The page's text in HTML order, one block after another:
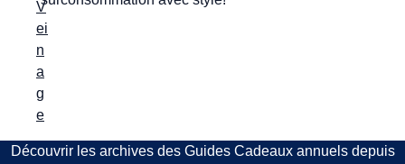
Découvrir les archives des Guides Cadeaux annuels depuis